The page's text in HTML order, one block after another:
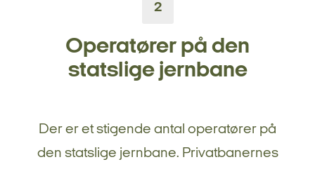
2
Operatører på den
statslige jernbane
Der er et stigende antal operatører på
den statslige jernbane. Privatbanernes